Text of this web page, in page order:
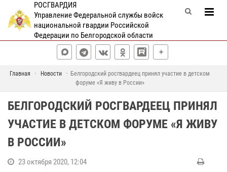
РОСГВАРДИЯ
Управление Федеральной службы войск
национальной гвардии Российской
Федерации по Белгородской области
Главная Новости
Белгородский росгвардеец принял участие в детском
форуме «Я живу в России»
БЕЛГОРОДСКИЙ РОСГВАРДЕЕЦ ПРИНЯЛ
УЧАСТИЕ В ДЕТСКОМ ФОРУМЕ «Я ЖИВУ
В РОССИИ»
23 октября 2020, 12:04